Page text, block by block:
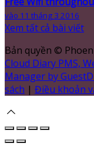
vào 11 tháng 3 2016
Xem tất cả bài viết
Bản quyền ©
Cloud Diary PMS,
Manager by
sách | Điều khoản